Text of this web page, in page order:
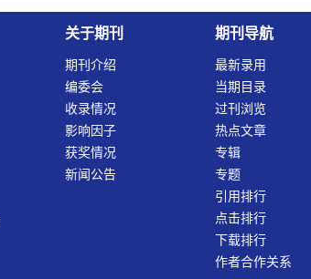
关于期刊
期刊介绍
编委会
收录情况
影响因子
获奖情况
新闻公告
期刊导航
最新录用
当期目录
过刊浏览
热点文章
专辑
专题
引用排行
点击排行
下载排行
作者合作关系